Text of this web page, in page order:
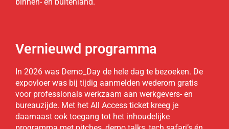
Vernieuwd programma
In 2026 was Demo_Day de hele dag te bezoeken. De
expovloer was bij tijdig aanmelden wederom gratis
voor professionals werkzaam aan werkgevers- en
bureauzijde. Met het All Access ticket kreeg je
daarnaast ook toegang tot het inhoudelijke